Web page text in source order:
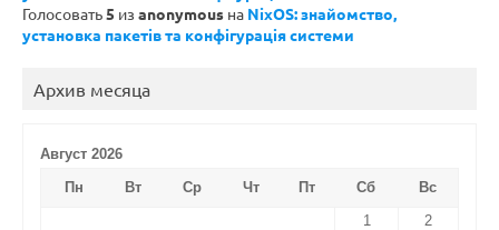
Голосовать5 из anonymous на NixOS: знайомство,
установка пакетів та конфігурація системи
Архив месяца
Август 2026
Пн
Вт Ср Чт Пт Сб
Вс
1
2